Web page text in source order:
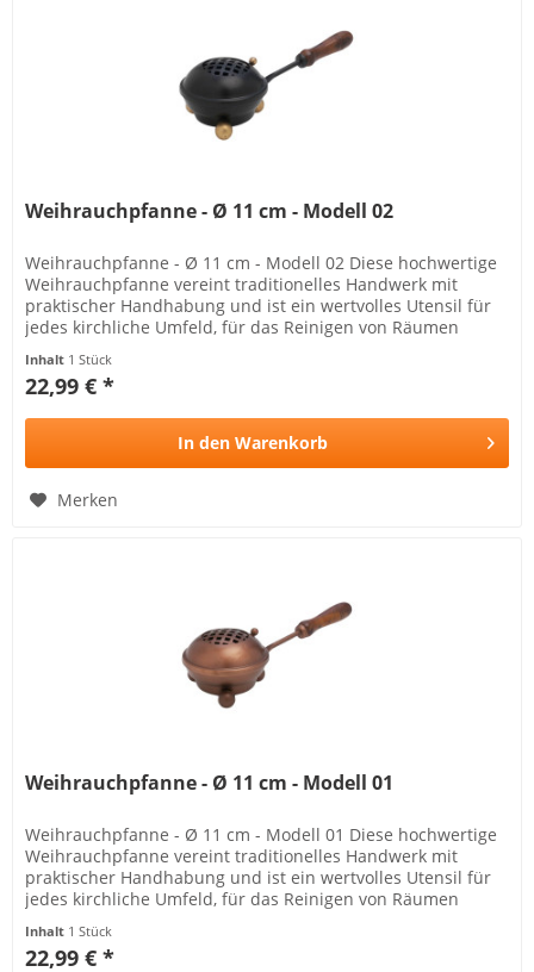
Weihrauchpfanne - Ø 11 cm - Modell 02
Weihrauchpfanne - Ø 11 cm - Modell 02 Diese hochwertige
Weihrauchpfanne vereint traditionelles Handwerk mit
praktischer Handhabung und ist ein wertvolles Utensil für
jedes kirchliche Umfeld, für das Reinigen von Räumen
Inhalt 1 Stück
22,99 € *
In den Warenkorb
Merken
Weihrauchpfanne - Ø 11 cm - Modell 01
Weihrauchpfanne - Ø 11 cm - Modell 01 Diese hochwertige
Weihrauchpfanne vereint traditionelles Handwerk mit
praktischer Handhabung und ist ein wertvolles Utensil für
jedes kirchliche Umfeld, für das Reinigen von Räumen
Inhalt 1 Stück
22,99 € *